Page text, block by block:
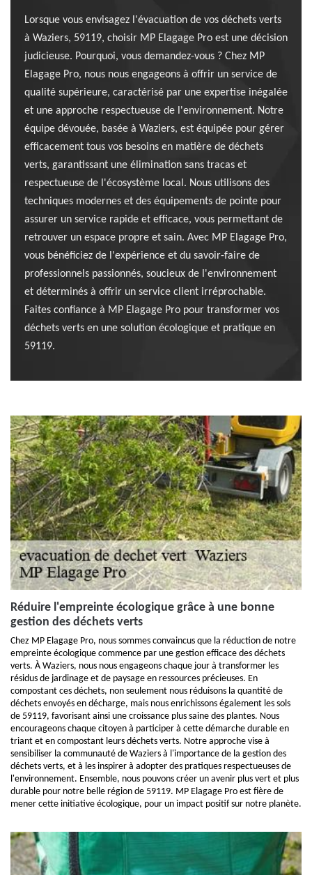
Lorsque vous envisagez l'évacuation de vos déchets verts
à Waziers, 59119, choisir MP Elagage Pro est une décision
judicieuse. Pourquoi, vous demandez-vous ? Chez MP
Elagage Pro, nous nous engageons à offrir un service de
qualité supérieure, caractérisé par une expertise inégalée
et une approche respectueuse de l'environnement. Notre
équipe dévouée, basée à Waziers, est équipée pour gérer
efficacement tous vos besoins en matière de déchets
verts, garantissant une élimination sans tracas et
respectueuse de l'écosystème local. Nous utilisons des
techniques modernes et des équipements de pointe pour
assurer un service rapide et efficace, vous permettant de
retrouver un espace propre et sain. Avec MP Elagage Pro,
vous bénéficiez de l'expérience et du savoir-faire de
professionnels passionnés, soucieux de l'environnement
et déterminés à offrir un service client irréprochable.
Faites confiance à MP Elagage Pro pour transformer vos
déchets verts en une solution écologique et pratique en
59119.
Réduire l'empreinte écologique grâce à une bonne
gestion des déchets verts
Chez MP Elagage Pro, nous sommes convaincus que la réduction de notre
empreinte écologique commence par une gestion efficace des déchets
verts. À Waziers, nous nous engageons chaque jour à transformer les
résidus de jardinage et de paysage en ressources précieuses. En
compostant ces déchets, non seulement nous réduisons la quantité de
déchets envoyés en décharge, mais nous enrichissons également les sols
de 59119, favorisant ainsi une croissance plus saine des plantes. Nous
encourageons chaque citoyen à participer à cette démarche durable en
triant et en compostant leurs déchets verts. Notre approche vise à
sensibiliser la communauté de Waziers à l'importance de la gestion des
déchets verts, et à les inspirer à adopter des pratiques respectueuses de
l'environnement. Ensemble, nous pouvons créer un avenir plus vert et plus
durable pour notre belle région de 59119. MP Elagage Pro est fière de
mener cette initiative écologique, pour un impact positif sur notre planète.